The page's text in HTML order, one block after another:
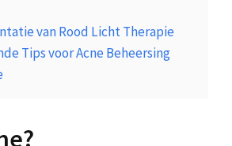
van Rood Licht Therapie
Tips voor Acne Beheersing